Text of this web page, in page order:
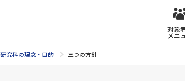
対象
メニ
研究科の理念・目的 三つの方針